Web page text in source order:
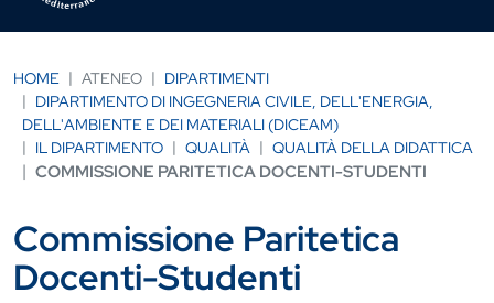
HOME ATENEO
DIPARTIMENTI
DIPARTIMENTO DI INGEGNERIA CIVILE, DELL'ENERGIA,
DELL'AMBIENTE E DEI MATERIALI (DICEAM)
IL DIPARTIMENTO
QUALITÀ QUALITÀ DELLA DIDATTICA
COMMISSIONE PARITETICA DOCENTI-STUDENTI
Commissione Paritetica
Docenti-Studenti